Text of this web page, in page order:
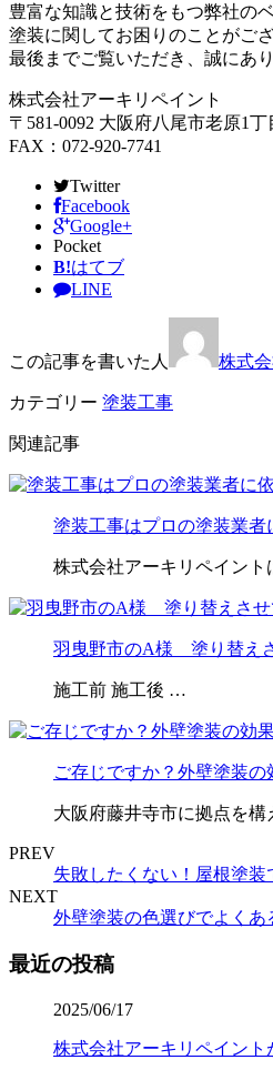
豊富な知識と技術をもつ弊社の
塗装に関してお困りのことがご
最後までご覧いただき、誠にあ
株式会社アーキリペイント
〒581-0092 大阪府八尾市老原1丁
FAX：072-920-7741
Twitter
Facebook
Google+
Pocket
B!はてブ
LINE
この記事を書いた人 株式
カテゴリー 塗装工事
関連記事
塗装工事はプロの塗装業者
株式会社アーキリペイン
羽曳野市のA様 塗り替え
施工前 施工後 …
ご存じですか？外壁塗装の
大阪府藤井寺市に拠点を
PREV
失敗したくない！屋根塗装
NEXT
外壁塗装の色選びでよくあ
最近の投稿
2025/06/17
株式会社アーキリペイン